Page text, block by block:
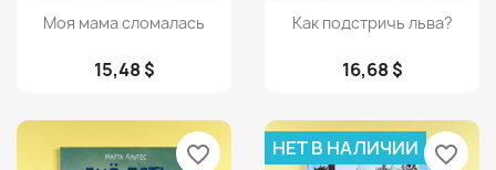
Просмотр
Моя мама сломалась
15,48 $
Просмотр
Как подстричь льва?
16,68 $
favorite_border НЕТ В НАЛИЧИИ favorite_border